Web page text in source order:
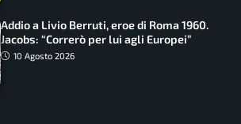
Addio a Livio Berruti, eroe di Roma 1960.
Jacobs: “Correrò per lui agli Europei”
10 Agosto 2026